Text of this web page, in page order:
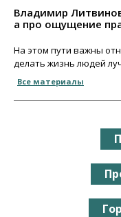
Владимир
а про ощущение
На этом пути важны
делать жизнь людей
Все материалы